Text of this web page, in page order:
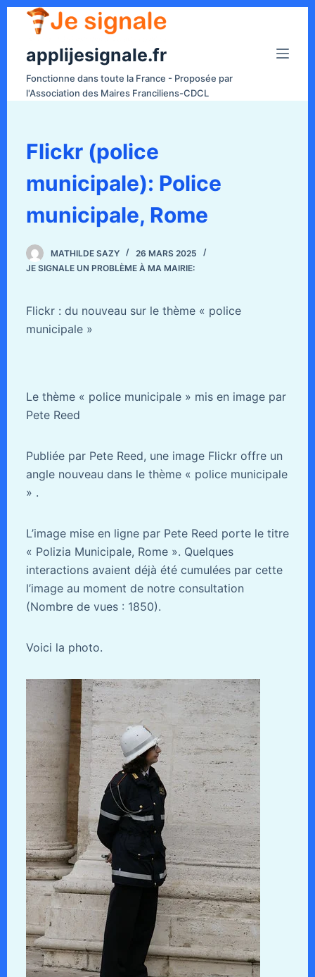
applijesignale.fr
Fonctionne dans toute la France - Proposée par
l'Association des Maires Franciliens-CDCL
Flickr (police
municipale): Police
municipale, Rome
MATHILDE SAZY
26 MARS 2025
JE SIGNALE UN PROBLÈME À MA MAIRIE:
Flickr : du nouveau sur le thème « police
municipale »
Le thème « police municipale » mis en image par
Pete Reed
Publiée par Pete Reed, une image Flickr offre un
angle nouveau dans le thème « police municipale
» .
L’image mise en ligne par Pete Reed porte le titre
« Polizia Municipale, Rome ». Quelques
interactions avaient déjà été cumulées par cette
l’image au moment de notre consultation
(Nombre de vues : 1850).
Voici la photo.